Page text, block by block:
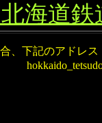
高線残照
線風景 室
北海道
、下記のアドレ